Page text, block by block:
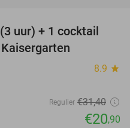
33%
uur) + 1 cocktail
8.9 star
Regulier €31,40
€20,90